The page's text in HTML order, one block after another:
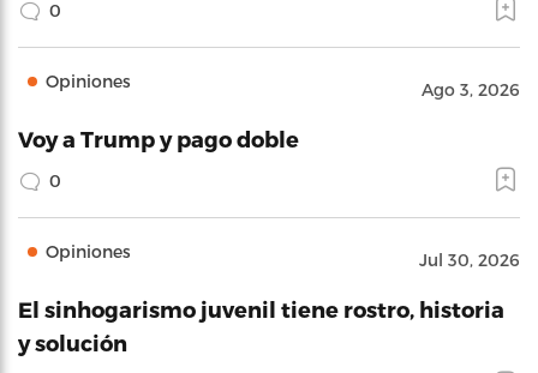
0
Opiniones Ago 3, 2026
Voy a Trump y pago doble
0
Opiniones Jul 30, 2026
El sinhogarismo juvenil tiene rostro, historia
y solución